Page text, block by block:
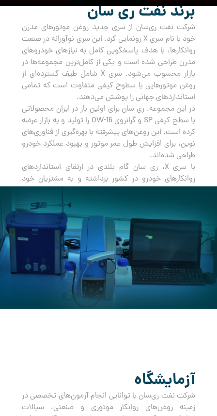
برند نفت ری سان
شرکت نفت ری‌سان از سری جدید روغن‌ موتورهای مدرن
خود با نام سری X رونمایی کرد. این سری نوآورانه در صنعت
روانکارها، با هدف پاسخگویی کامل به نیازهای خودروهای
مدرن طراحی شده است و یکی از کامل‌ترین مجموعه‌ها در
بازار محسوب می‌شود. سری X شامل طیف گسترده‌ای از
روغن‌ موتورهایی با سطوح کیفی متفاوت است که تمامی
استانداردهای جهانی را پوشش می‌دهند.
در این مجموعه، ری سان برای اولین بار در ایران محصولاتی
با سطح کیفی SP و گرانروی OW-16 را تولید و به بازار عرضه
کرده است. این روغن‌های پیشرفته با بهره‌گیری از فناوری‌های
نوین، برای افزایش طول عمر موتور و بهبود عملکرد خودرو
طراحی شده‌اند.
با سری X، ری سان گام بلندی در ارتقای استانداردهای
روانکارهای خودرو در کشور برداشته و به مشتریان خود
آزمایشگاه
شرکت نفت ری‌سان با توانایی انجام آزمون‌های تخصصی در
زمینه روغن‌های روانکار موتوری و صنعتی، سیالات